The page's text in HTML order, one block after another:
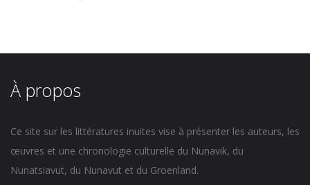
À propos
Ce site sur les littératures inuites vise à présenter les auteurs, les
œuvres et une chronologie culturelle du Nunavik, du
Nunatsiavut, du Nunavut et du Groenland.